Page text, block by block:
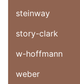
steinway
story-clark
w-hoffmann
weber